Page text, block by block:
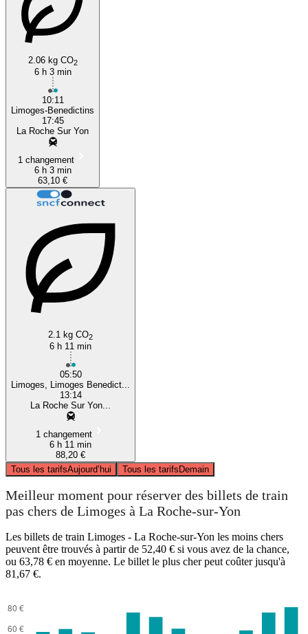
2.06 kg CO2
6 h 3 min
10:11
Limoges-Benedictins
17:45
La Roche Sur Yon
1 changement
6 h 3 min
63,10 €
2.1 kg CO2
6 h 11 min
05:50
Limoges, Limoges Benedict...
13:14
La Roche Sur Yon...
1 changement
6 h 11 min
88,20 €
Tous les tarifsAujourd’hui Tous les tarifsDemain
Meilleur moment pour réserver des billets de train
pas chers de Limoges à La Roche-sur-Yon
Les billets de train Limoges - La Roche-sur-Yon les moins chers
peuvent être trouvés à partir de 52,40 € si vous avez de la chance,
ou 63,78 € en moyenne. Le billet le plus cher peut coûter jusqu'à
81,67 €.